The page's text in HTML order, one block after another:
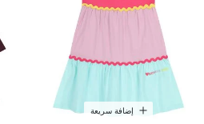
إضافة سريعة